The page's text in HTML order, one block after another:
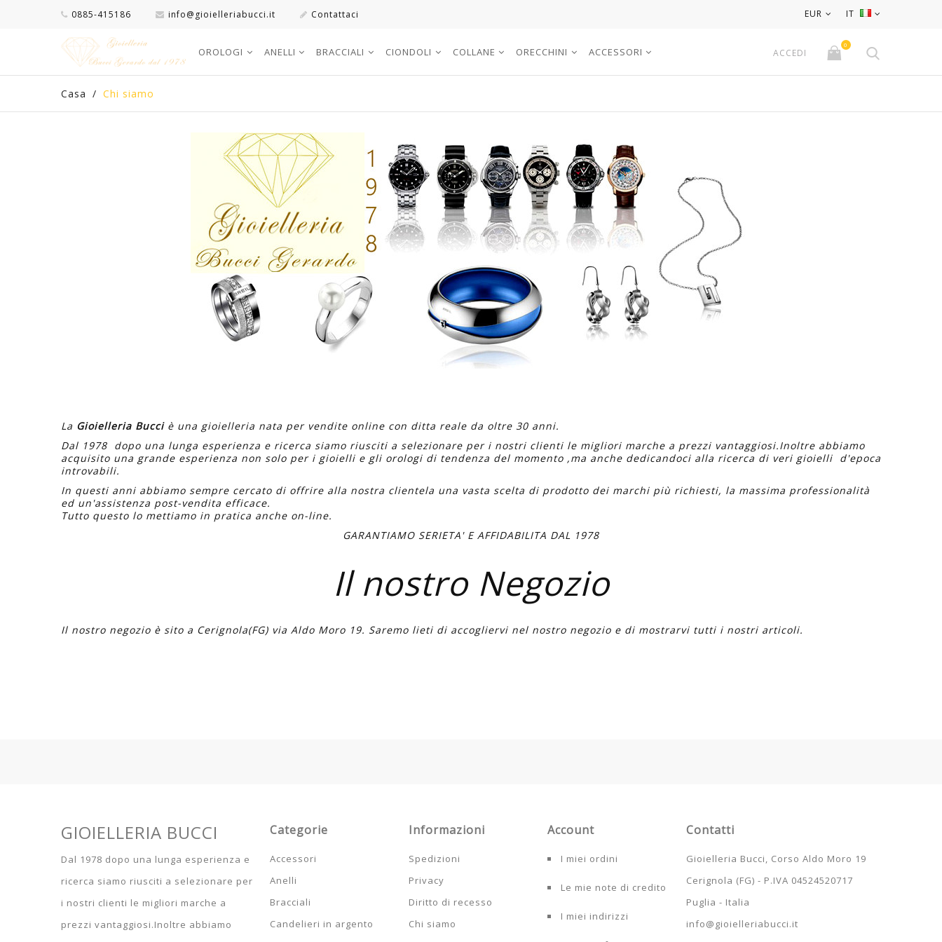
0885-415186 info@gioielleriabucci.it Contattaci IT
EUR
OROLOGI ANELLI BRACCIALI CIONDOLI COLLANE ORECCHINI ACCESSORI ACCEDI
0
Casa / Chi siamo
La Gioielleria Bucciè una gioielleria nata per vendite online con ditta reale da oltre 30 anni.
Dal 1978 dopo una lunga esperienza e ricerca siamo riusciti a selezionare per i nostri clienti le migliori marche a prezzi vantaggiosi.Inoltre abbiamo
acquisito una grande esperienza non solo per i gioielli e gli orologi di tendenza del momento ,ma anche dedicandoci alla ricerca di veri gioielli d'epoca
introvabili.
In questi anni abbiamo sempre cercato di offrire alla nostra clientela una vasta scelta di prodotto dei marchi più richiesti, la massima professionalità
ed un'assistenza post-vendita efficace.
Tutto questo lo mettiamo in pratica anche on-line.
GARANTIAMO SERIETA' E AFFIDABILITA DAL 1978
Il nostro Negozio
Il nostro negozio è sito a Cerignola(FG) via Aldo Moro 19. Saremo lieti di accogliervi nel nostro negozio e di mostrarvi tutti i nostri articoli.
GIOIELLERIA BUCCI
Dal 1978 dopo una lunga esperienza e
ricerca siamo riusciti a selezionare per
i nostri clienti le migliori marche a
prezzi vantaggiosi.Inoltre abbiamo
Categorie
Accessori
Anelli
Bracciali
Candelieri in argento
Informazioni
Spedizioni
Privacy
Diritto di recesso
Chi siamo
Account
I miei ordini
Le mie note di credito
I miei indirizzi
Contatti
Gioielleria Bucci, Corso Aldo Moro 19
Cerignola (FG) - P.IVA 04524520717
Puglia - Italia
info@gioielleriabucci.it